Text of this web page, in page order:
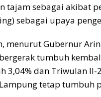
tajam sebagai akibat
sebagai upaya
menurut Gubernur
tumbuh
3,04% dan Triwulan
tetap tumbuh